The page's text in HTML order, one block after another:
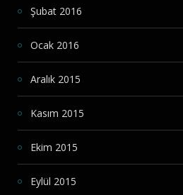
Şubat 2016
Ocak 2016
Aralık 2015
Kasım 2015
Ekim 2015
Eylül 2015